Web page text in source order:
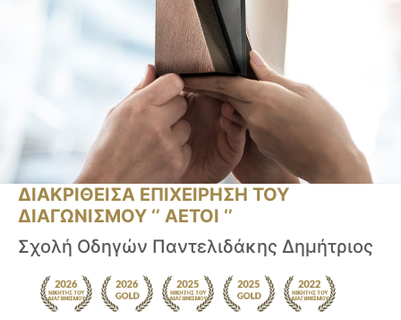
ΔΙΑΚΡΙΘΕΙΣΑ ΕΠΙΧΕΙΡΗΣΗ ΤΟΥ
ΔΙΑΓΩΝΙΣΜΟΥ ‘’ ΑΕΤΟΙ ‘’
Σχολή Οδηγών Παντελιδάκης Δημήτριος